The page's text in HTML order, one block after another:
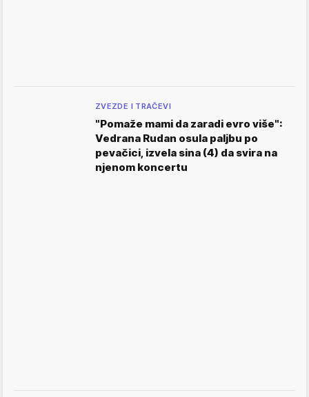
ZVEZDE I TRAČEVI
"Pomaže mami da zaradi evro više":
Vedrana Rudan osula paljbu po
pevačici, izvela sina (4) da svira na
njenom koncertu